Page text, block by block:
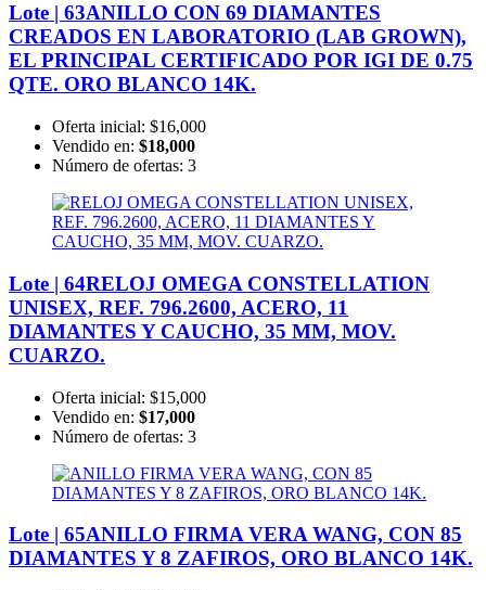
Lote | 63ANILLO CON 69 DIAMANTES
CREADOS EN LABORATORIO (LAB GROWN),
EL PRINCIPAL CERTIFICADO POR IGI DE 0.75
QTE. ORO BLANCO 14K.
Oferta inicial: $16,000
Vendido en: $18,000
Número de ofertas: 3
Lote | 64RELOJ OMEGA CONSTELLATION
UNISEX, REF. 796.2600, ACERO, 11
DIAMANTES Y CAUCHO, 35 MM, MOV.
CUARZO.
Oferta inicial: $15,000
Vendido en: $17,000
Número de ofertas: 3
Lote | 65ANILLO FIRMA VERA WANG, CON 85
DIAMANTES Y 8 ZAFIROS, ORO BLANCO 14K.